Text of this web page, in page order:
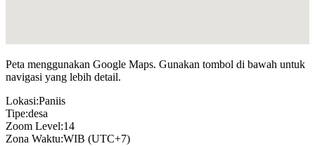
Peta menggunakan Google Maps. Gunakan tombol di bawah untuk
navigasi yang lebih detail.
Lokasi:Paniis
Tipe:desa
Zoom Level:14
Zona Waktu:WIB (UTC+7)